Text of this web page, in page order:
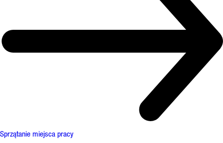
Sprzątanie miejsca pracy